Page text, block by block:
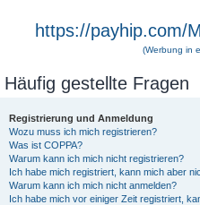
https://payhip.com/
(Werbung in
Häufig gestellte Fragen
Registrierung und Anmeldung
Wozu muss ich mich registrieren?
Was ist COPPA?
Warum kann ich mich nicht registrieren?
Ich habe mich registriert, kann mich aber
Warum kann ich mich nicht anmelden?
Ich habe mich vor einiger Zeit registriert,